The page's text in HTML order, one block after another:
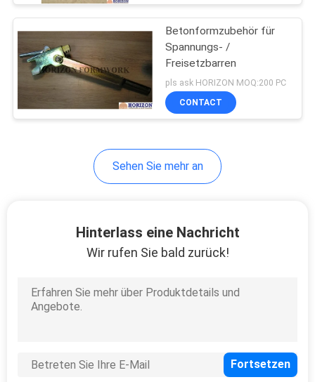
ZITAT
SITEMAP
PRIVACY
Betonformzubehör für
Spannungs- /
Freisetzbarren
pls ask HORIZON MOQ:200 PC
CONTACT
Sehen Sie mehr an
Hinterlass eine Nachricht
Wir rufen Sie bald zurück!